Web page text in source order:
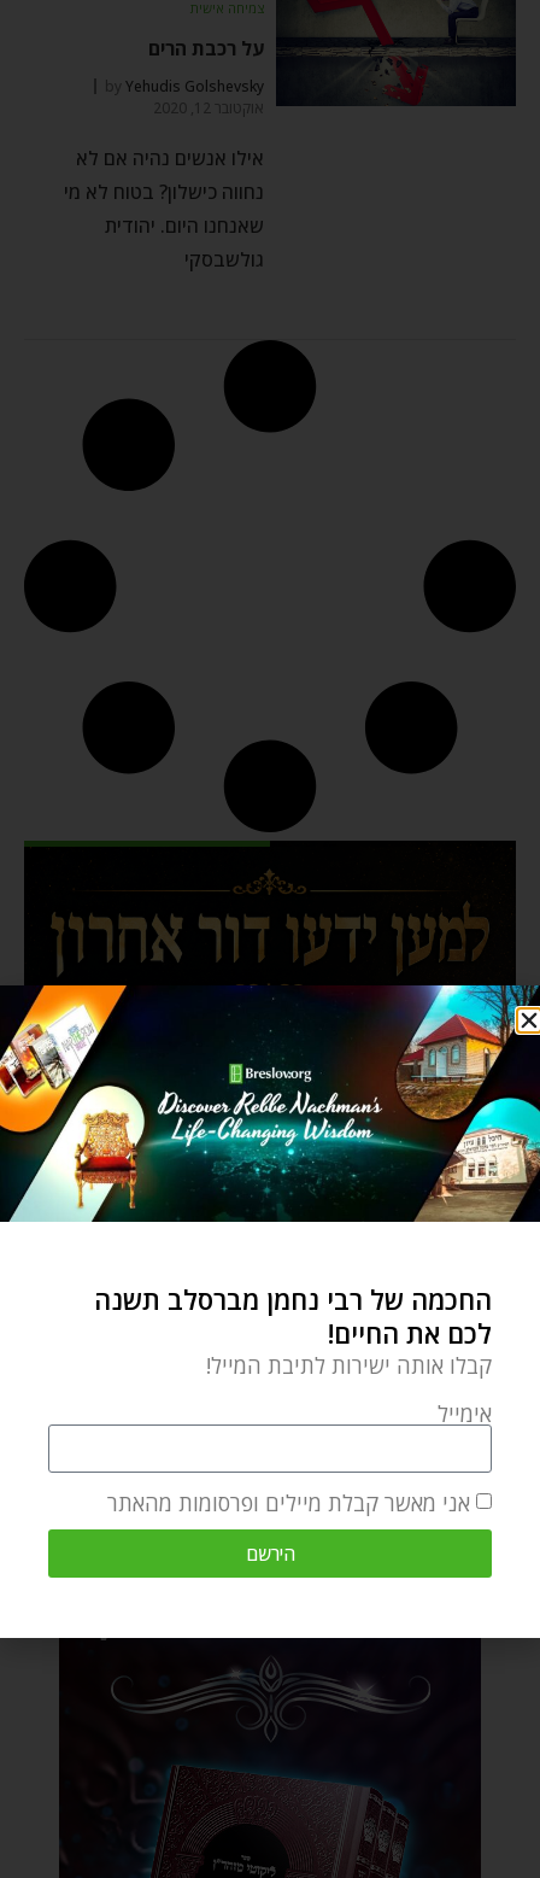
צמיחה אישית
על רכבת הרים
byYehudis Golshevsky
אוקטובר 12, 2020
אילו אנשים נהיה אם לא
נחווה כישלון? בטוח לא מי
שאנחנו היום. יהודית
גולשבסקי
החכמה של רבי נחמן מברסלב תשנה
לכם את החיים!
קבלו אותה ישירות לתיבת המייל!
אימייל
אני מאשר קבלת מיילים ופרסומות מהאתר
הירשם